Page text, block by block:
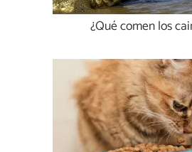
¿Qué comen los